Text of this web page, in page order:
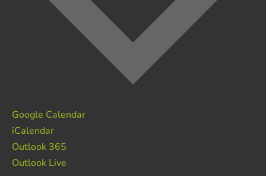
Google Calendar
iCalendar
Outlook 365
Outlook Live